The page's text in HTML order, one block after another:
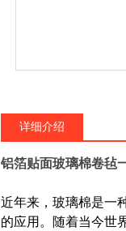
详细介绍
铝箔贴面玻璃棉卷毡
近年来，玻璃棉是一
的应用。随着当今世